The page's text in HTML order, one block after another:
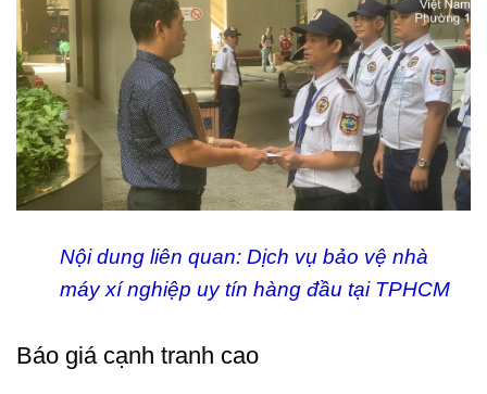
Nội dung liên quan: Dịch vụ bảo vệ nhà
máy xí nghiệp uy tín hàng đầu tại TPHCM
Báo giá cạnh tranh cao